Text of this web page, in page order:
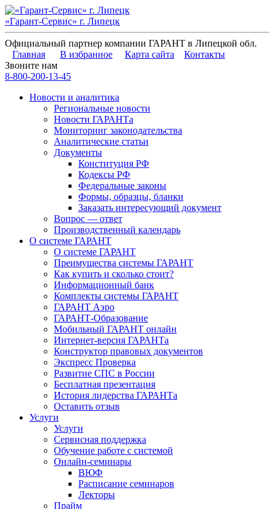
«Гарант-Сервис» г. Липецк
Официальный партнер компании ГАРАНТ в Липецкой обл.
Главная
В избранное Карта сайта
Контакты
Звоните нам
8-800-200-13-45
Новости и аналитика
Региональные новости
Новости ГАРАНТа
Мониторинг законодательства
Аналитические статьи
Документы
Конституция РФ
Кодексы РФ
Федеральные законы
Формы, образцы, бланки
Заказать интересующий документ
Вопрос — ответ
Производственный календарь
О системе ГАРАНТ
О системе ГАРАНТ
Преимущества системы ГАРАНТ
Как купить и сколько стоит?
Информационный банк
Комплекты системы ГАРАНТ
ГАРАНТ Аэро
ГАРАНТ-Образование
Мобильный ГАРАНТ онлайн
Интернет-версия ГАРАНТа
Конструктор правовых документов
Экспресс Проверка
Развитие СПС в России
Бесплатная презентация
История лидерства ГАРАНТа
Оставить отзыв
Услуги
Услуги
Сервисная поддержка
Обучение работе с системой
Онлайн-семинары
ВЮФ
Расписание семинаров
Лекторы
Прайм